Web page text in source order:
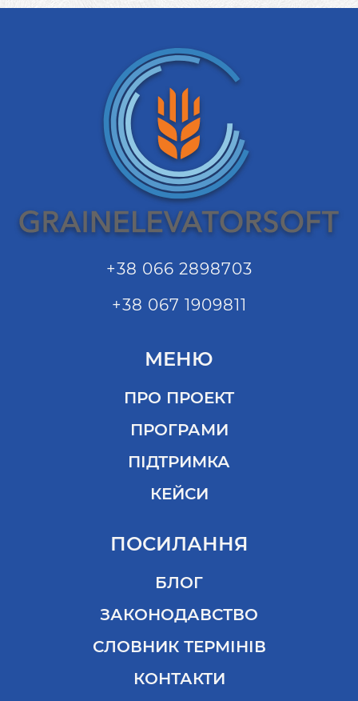
+38 066 2898703
+38 067 1909811
МЕНЮ
ПРО ПРОЕКТ
ПРОГРАМИ
ПІДТРИМКА
КЕЙСИ
ПОСИЛАННЯ
БЛОГ
ЗАКОНОДАВСТВО
СЛОВНИК ТЕРМІНІВ
КОНТАКТИ